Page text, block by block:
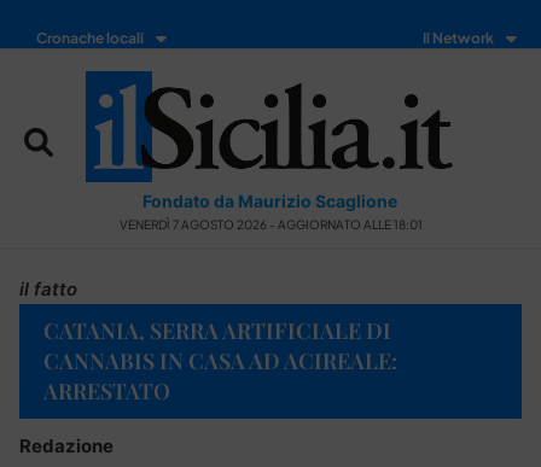
Cronache locali Il Network
Fondato da Maurizio Scaglione
VENERDÌ 7 AGOSTO 2026 - AGGIORNATO ALLE 18:01
il fatto
CATANIA, SERRA ARTIFICIALE DI
CANNABIS IN CASA AD ACIREALE:
ARRESTATO
Redazione